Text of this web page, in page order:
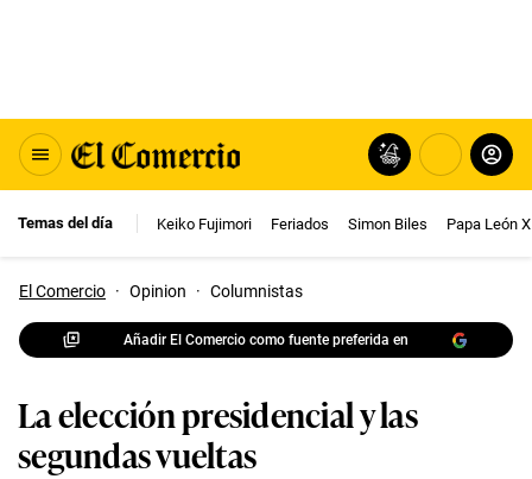
Temas del día Keiko Fujimori Feriados Simon Biles Papa León
El Comercio · Opinion · Columnistas
Añadir El Comercio como fuente preferida en
La elección presidencial y las
segundas vueltas